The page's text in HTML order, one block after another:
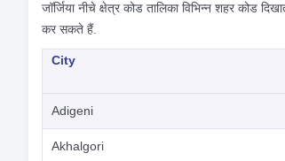
जॉर्जिया नीचे क्षेत्र कोड तालिका विभिन्न शहर कोड
कर सकते हैं.
City
Adigeni
Akhalgori